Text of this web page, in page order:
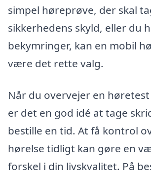
simpel høreprøve, der skal
sikkerhedens skyld, eller du
bekymringer, kan en mobil
være det rette valg.
Når du overvejer en
er det en god idé at tage
bestille en tid. At få kontrol
hørelse tidligt kan gøre en
forskel i din livskvalitet. På